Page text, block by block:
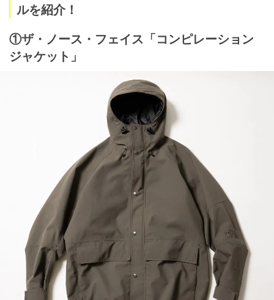
ルを紹介！
①ザ・ノース・フェイス「コンピレーション
ジャケット」